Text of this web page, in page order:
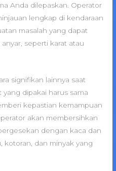
Anda dilepaskan. Operator
lengkap di kendaraan
masalah yang dapat
seperti karat atau
signifikan lainnya saat
dipakai harus sama
kepastian kemampuan
akan membersihkan
dengan kaca dan
kotoran, dan minyak yang